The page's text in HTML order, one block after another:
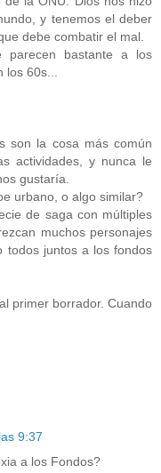
y tenemos el deber
debe combatir el mal.
parecen bastante a los
60s...
son la cosa más común
actividades, y nunca le
gustaría.
urbano, o algo similar?
de saga con múltiples
muchos personajes
todos juntos a los fondos
primer borrador. Cuando
9:37
a los Fondos?